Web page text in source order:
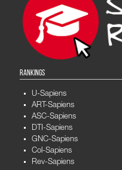
RANKINGS
U-Sapiens
ART-Sapiens
ASC-Sapiens
DTI-Sapiens
GNC-Sapiens
Col-Sapiens
Rev-Sapiens